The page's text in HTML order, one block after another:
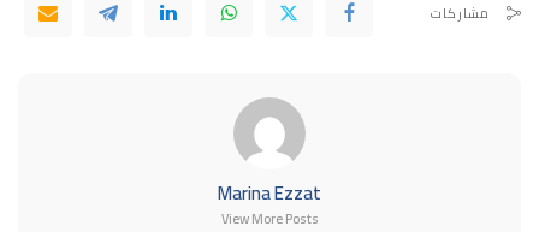
مشاركات
Marina Ezzat
View More Posts